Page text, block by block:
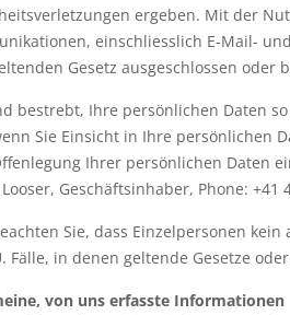
ergeben. Mit der
einschliesslich E-Mail-
Gesetz ausgeschlossen
bestrebt, Ihre persönlichen Daten
Sie Einsicht in Ihre persönlichen
Ihrer persönlichen Daten
Geschäftsinhaber, Phone: +41
Sie, dass Einzelpersonen
Fälle, in denen geltende Gesetze
von uns erfasste Informationen